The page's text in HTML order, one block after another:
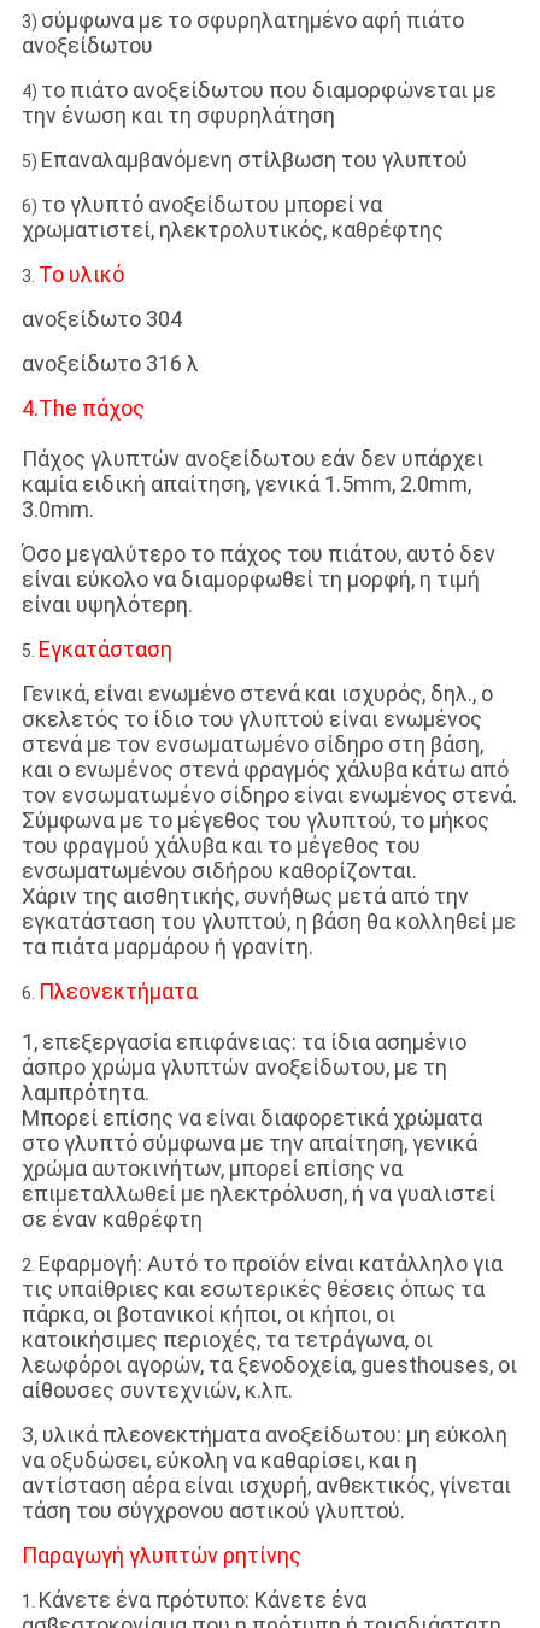
3) σύμφωνα με το σφυρηλατημένο αφή πιάτο
ανοξείδωτου
4) το πιάτο ανοξείδωτου που διαμορφώνεται με
την ένωση και τη σφυρηλάτηση
5) Επαναλαμβανόμενη στίλβωση του γλυπτού
6) το γλυπτό ανοξείδωτου μπορεί να
χρωματιστεί, ηλεκτρολυτικός, καθρέφτης
3. Το υλικό
ανοξείδωτο 304
ανοξείδωτο 316 λ
4.The πάχος
Πάχος γλυπτών ανοξείδωτου εάν δεν υπάρχει
καμία ειδική απαίτηση, γενικά 1.5mm, 2.0mm,
3.0mm.
Όσο μεγαλύτερο το πάχος του πιάτου, αυτό δεν
είναι εύκολο να διαμορφωθεί τη μορφή, η τιμή
είναι υψηλότερη.
5. Εγκατάσταση
Γενικά, είναι ενωμένο στενά και ισχυρός, δηλ., ο
σκελετός το ίδιο του γλυπτού είναι ενωμένος
στενά με τον ενσωματωμένο σίδηρο στη βάση,
και ο ενωμένος στενά φραγμός χάλυβα κάτω από
τον ενσωματωμένο σίδηρο είναι ενωμένος στενά.
Σύμφωνα με το μέγεθος του γλυπτού, το μήκος
του φραγμού χάλυβα και το μέγεθος του
ενσωματωμένου σιδήρου καθορίζονται.
Χάριν της αισθητικής, συνήθως μετά από την
εγκατάσταση του γλυπτού, η βάση θα κολληθεί με
τα πιάτα μαρμάρου ή γρανίτη.
6. Πλεονεκτήματα
1, επεξεργασία επιφάνειας: τα ίδια ασημένιο
άσπρο χρώμα γλυπτών ανοξείδωτου, με τη
λαμπρότητα.
Μπορεί επίσης να είναι διαφορετικά χρώματα
στο γλυπτό σύμφωνα με την απαίτηση, γενικά
χρώμα αυτοκινήτων, μπορεί επίσης να
επιμεταλλωθεί με ηλεκτρόλυση, ή να γυαλιστεί
σε έναν καθρέφτη
2. Εφαρμογή: Αυτό το προϊόν είναι κατάλληλο για
τις υπαίθριες και εσωτερικές θέσεις όπως τα
πάρκα, οι βοτανικοί κήποι, οι κήποι, οι
κατοικήσιμες περιοχές, τα τετράγωνα, οι
λεωφόροι αγορών, τα ξενοδοχεία, guesthouses, οι
αίθουσες συντεχνιών, κ.λπ.
3, υλικά πλεονεκτήματα ανοξείδωτου: μη εύκολη
να οξυδώσει, εύκολη να καθαρίσει, και η
αντίσταση αέρα είναι ισχυρή, ανθεκτικός, γίνεται
τάση του σύγχρονου αστικού γλυπτού.
Παραγωγή γλυπτών ρητίνης
1. Κάνετε ένα πρότυπο: Κάνετε ένα